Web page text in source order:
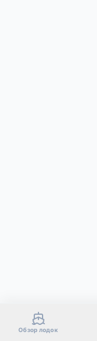
Обзор лодок